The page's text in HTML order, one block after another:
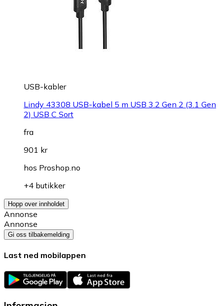
USB-kabler
Lindy 43308 USB-kabel 5 m USB 3.2 Gen 2 (3.1 Gen
2) USB C Sort
fra
901 kr
hos Proshop.no
+4 butikker
Hopp over innholdet
Annonse
Annonse
Gi oss tilbakemelding
Last ned mobilappen